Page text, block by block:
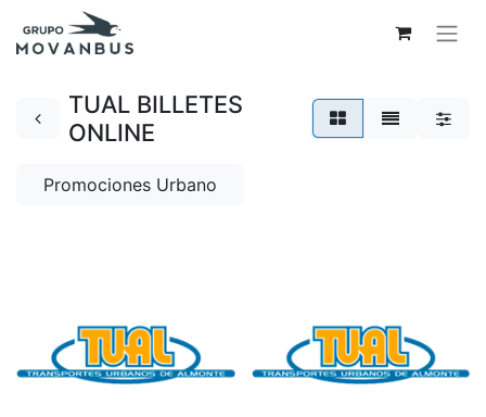
TUAL BILLETES
ONLINE
Promociones Urbano